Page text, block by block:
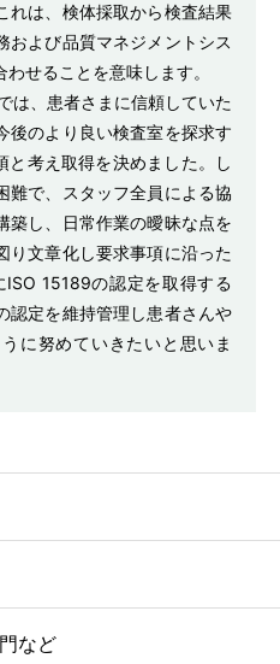
れは、検体採取から検査結果
および品質マネジメントシス
せることを意味します。
は、患者さまに信頼していた
後のより良い検査室を探求す
と考え取得を決めました。し
難で、スタッフ全員による協
築し、日常作業の曖昧な点を
り文章化し要求事項に沿った
15189の認定を取得する
認定を維持管理し患者さんや
に努めていきたいと思いま
など